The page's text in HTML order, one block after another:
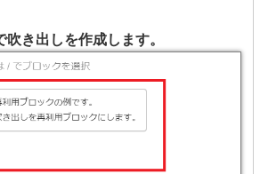
き出しを作成します。